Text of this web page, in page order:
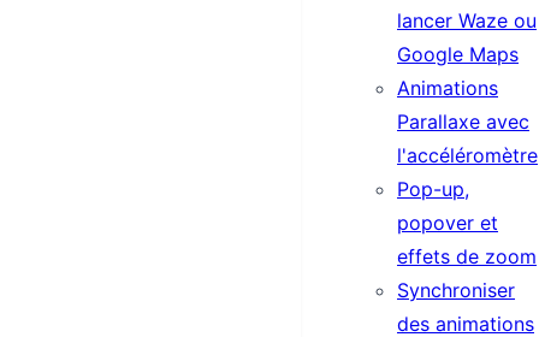
lancer Waze ou
Google Maps
Animations
Parallaxe avec
l'accéléromètre
Pop-up,
popover et
effets de zoom
Synchroniser
des animations